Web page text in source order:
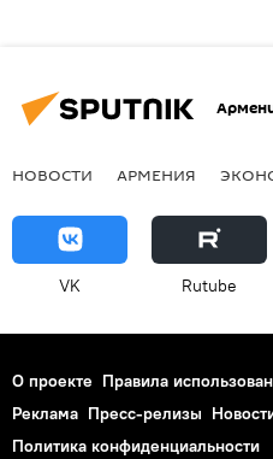
НОВОСТИ АРМЕНИЯ
VK Rutube
О проекте Правила
Реклама Пресс-релизы
Политика конфиденциальности